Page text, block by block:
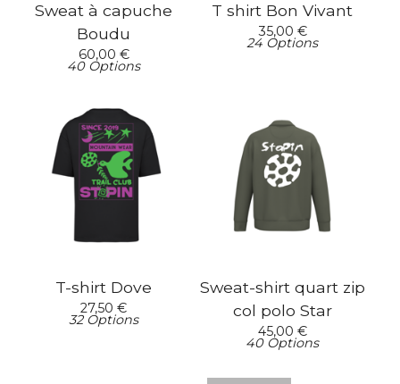
Sweat à capuche
Boudu
60,00 €
40 Options
T shirt Bon Vivant
35,00 €
24 Options
T-shirt Dove
27,50 €
32 Options
Sweat-shirt quart zip
col polo Star
45,00 €
40 Options